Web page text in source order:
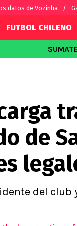
datos de Vozinha
el mundo
FUTBOL CHILENO
de
del club